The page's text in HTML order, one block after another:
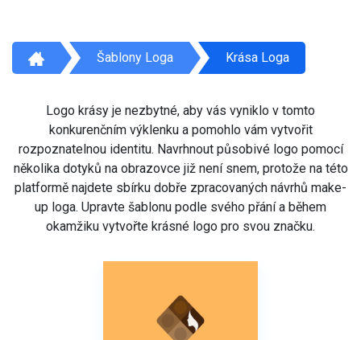
Šablony Loga Krása Loga
Logo krásy je nezbytné, aby vás vyniklo v tomto
konkurenčním výklenku a pomohlo vám vytvořit
rozpoznatelnou identitu. Navrhnout působivé logo pomocí
několika dotyků na obrazovce již není snem, protože na této
platformě najdete sbírku dobře zpracovaných návrhů make-
up loga. Upravte šablonu podle svého přání a během
okamžiku vytvořte krásné logo pro svou značku.